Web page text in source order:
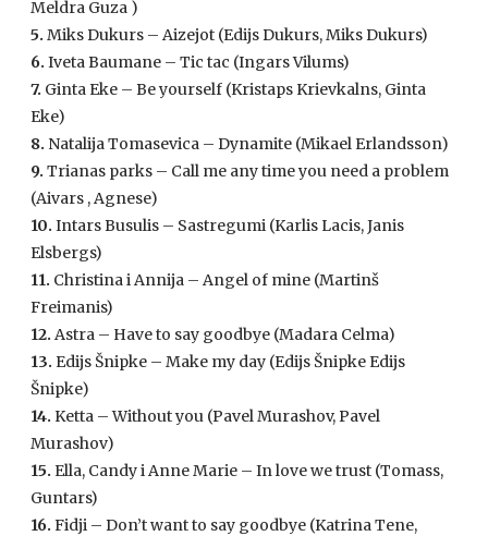
Meldra Guza )
5. Miks Dukurs – Aizejot (Edijs Dukurs, Miks Dukurs)
6. Iveta Baumane – Tic tac (Ingars Vilums)
7. Ginta Eke – Be yourself (Kristaps Krievkalns, Ginta
Eke)
8. Natalija Tomasevica – Dynamite (Mikael Erlandsson)
9. Trianas parks – Call me any time you need a problem
(Aivars , Agnese)
10. Intars Busulis – Sastregumi (Karlis Lacis, Janis
Elsbergs)
11. Christina i Annija – Angel of mine (Martinš
Freimanis)
12. Astra – Have to say goodbye (Madara Celma)
13. Edijs Šnipke – Make my day (Edijs Šnipke Edijs
Šnipke)
14. Ketta – Without you (Pavel Murashov, Pavel
Murashov)
15. Ella, Candy i Anne Marie – In love we trust (Tomass,
Guntars)
16. Fidji – Don’t want to say goodbye (Katrina Tene,